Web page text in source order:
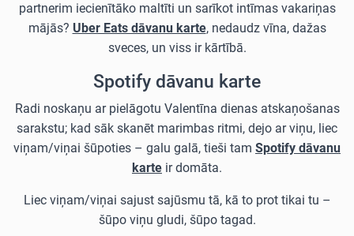
partnerim iecienītāko maltīti un sarīkot intīmas vakariņas
mājās? Uber Eats dāvanu karte, nedaudz vīna, dažas
sveces, un viss ir kārtībā.
Spotify dāvanu karte
Radi noskaņu ar pielāgotu Valentīna dienas atskaņošanas
sarakstu; kad sāk skanēt marimbas ritmi, dejo ar viņu, liec
viņam/viņai šūpoties – galu galā, tieši tam Spotify dāvanu
karte ir domāta.
Liec viņam/viņai sajust sajūsmu tā, kā to prot tikai tu –
šūpo viņu gludi, šūpo tagad.